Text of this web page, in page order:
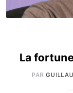
La
PAR